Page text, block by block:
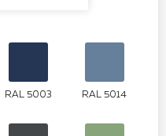
RAL 5003 RAL 5014